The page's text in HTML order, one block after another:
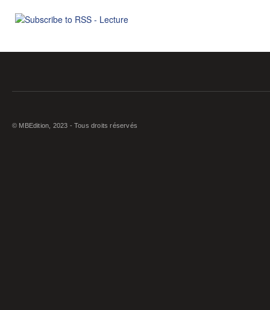
© MBEdition, 2023 - Tous droits réservés